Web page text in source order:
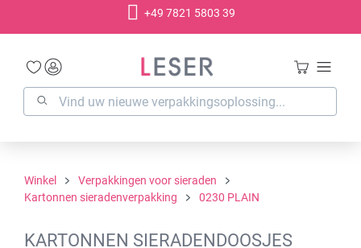
+49 7821 5803 39
Winkel
Verpakkingen voor sieraden
Kartonnen sieradenverpakking
0230 PLAIN
KARTONNEN SIERADENDOOSJES